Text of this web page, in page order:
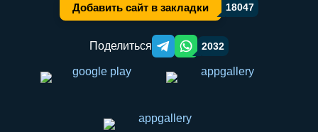
Добавить сайт в закладки 18047
Поделиться Telegram orqali ulashish
WhatsApp orqali ulashish
2032